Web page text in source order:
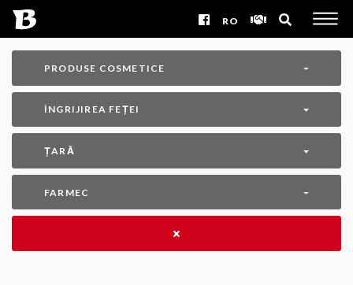
RO
PRODUSE COSMETICE
ÎNGRIJIREA FEȚEI
ȚARĂ
FARMEC